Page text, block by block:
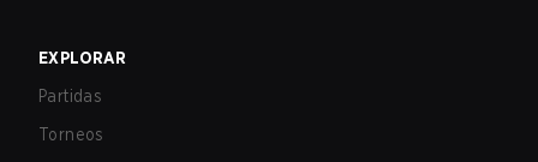
EXPLORAR
Partidas
Torneos